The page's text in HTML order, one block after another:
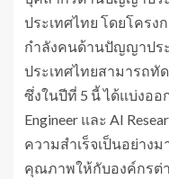
ประเทศไทย โดยโครง
กำลังคนด้านปัญญาปร
ประเทศไทยสามารถทั
ซึ่งในปีที่ 5 นี้ ได้แบ่งออ
Engineer และ AI
ความสำเร็จเป็นอย่าง
คุณภาพให้กับองค์กรต่